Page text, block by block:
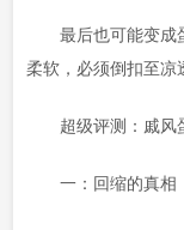
最后也可能变
柔软，必须倒扣至凉
超级评测：戚风
一：回缩的真相